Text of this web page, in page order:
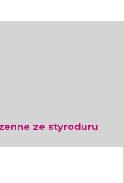
ze styroduru